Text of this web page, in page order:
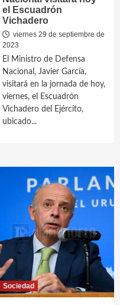
el Escuadrón
Vichadero
viernes 29 de septiembre de
2023
El Ministro de Defensa
Nacional, Javier García,
visitará en la jornada de hoy,
viernes, el Escuadrón
Vichadero del Ejército,
ubicado...
Sociedad